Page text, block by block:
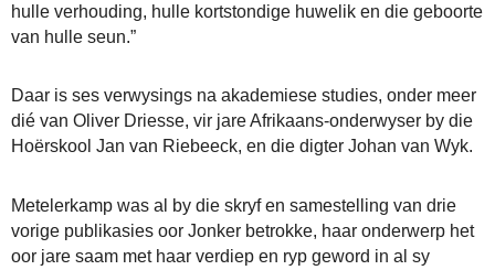
hulle verhouding, hulle kortstondige huwelik en die geboorte
van hulle seun.”
Daar is ses verwysings na akademiese studies, onder meer
dié van Oliver Driesse, vir jare Afrikaans-onderwyser by die
Hoërskool Jan van Riebeeck, en die digter Johan van Wyk.
Metelerkamp was al by die skryf en samestelling van drie
vorige publikasies oor Jonker betrokke, haar onderwerp het
oor jare saam met haar verdiep en ryp geword in al sy